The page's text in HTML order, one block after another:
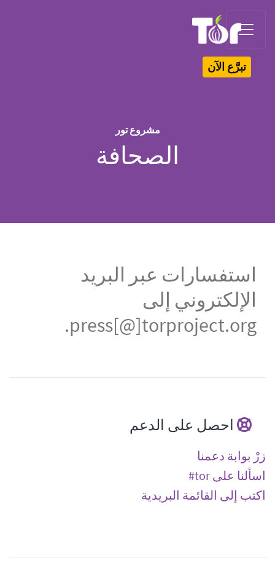
تبرَّع الآن
مشروع تور
الصحافة
استفسارات عبر البريد
الإلكتروني إلى
press[@]torproject.org.
احصل على الدعم
زرْ بوابة دعمنا
اسألنا على ‎#tor
اكتب إلى القائمة البريدية